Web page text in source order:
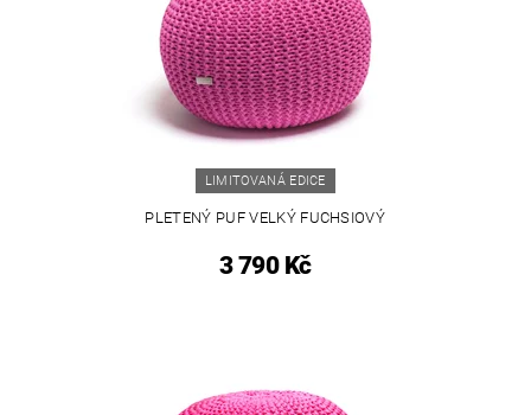
LIMITOVANÁ EDICE
PLETENÝ PUF VELKÝ FUCHSIOVÝ
3 790 Kč